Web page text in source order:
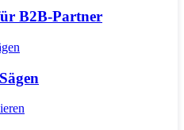
B2B-Partner